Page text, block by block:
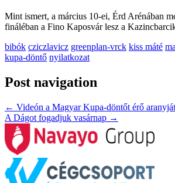
Mint ismert, a március 10-ei, Érd Arénában
fináléban a Fino Kaposvár lesz a
bibók cziczlavicz greenplan-vrck kiss máté
kupa-döntő nyilatkozat
Post navigation
← Videón a Magyar Kupa-döntőt érő
A Dágot fogadjuk vasárnap →